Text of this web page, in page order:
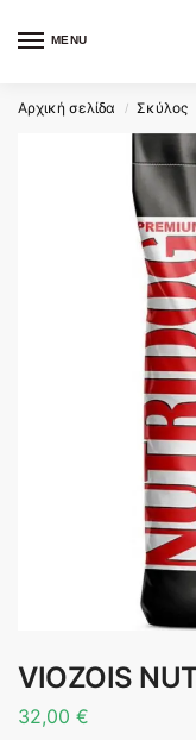
MENU
Αρχική σελίδα / Σκύλος
VIOZOIS
32,00 €